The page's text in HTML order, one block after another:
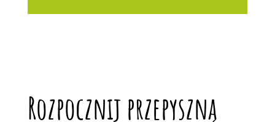
Rozpocznij przepyszną